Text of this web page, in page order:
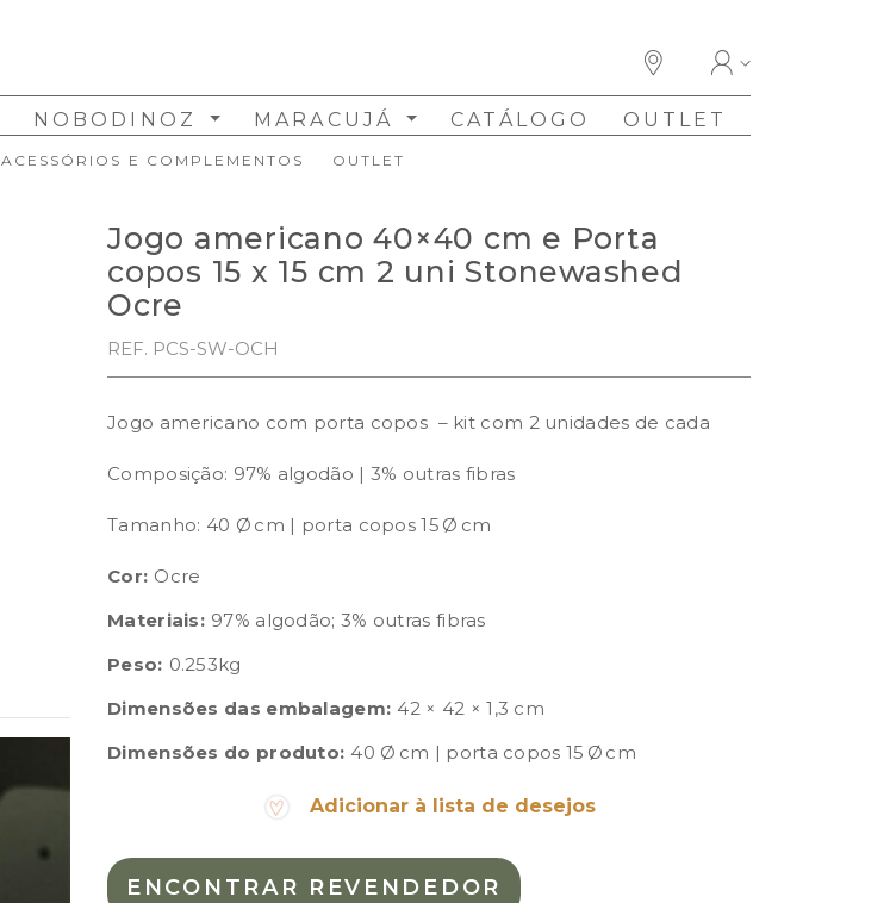
NOBODINOZ MARACUJÁ CATÁLOGO OUTLET
ACESSÓRIOS E COMPLEMENTOS OUTLET
Jogo americano 40×40 cm e Porta
copos 15 x 15 cm 2 uni Stonewashed
Ocre
REF. PCS-SW-OCH
Jogo americano com porta copos – kit com 2 unidades de cada
Composição: 97% algodão | 3% outras fibras
Tamanho: 40 Ø cm | porta copos 15 Ø cm
Cor: Ocre
Materiais: 97% algodão; 3% outras fibras
Peso: 0.253kg
Dimensões das embalagem: 42 × 42 × 1,3 cm
Dimensões do produto: 40 Ø cm | porta copos 15 Ø cm
Adicionar à lista de desejos
ENCONTRAR REVENDEDOR